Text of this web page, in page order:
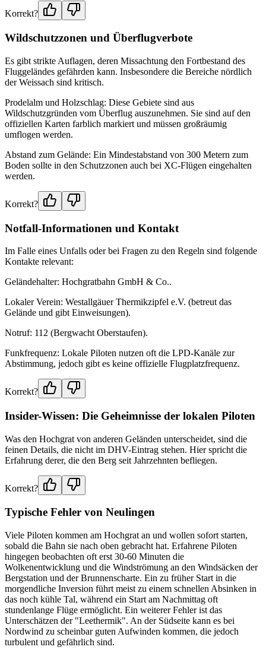
Korrekt?
Wildschutzzonen und Überflugverbote
Es gibt strikte Auflagen, deren Missachtung den Fortbestand des
Fluggeländes gefährden kann. Insbesondere die Bereiche nördlich
der Weissach sind kritisch.
Prodelalm und Holzschlag: Diese Gebiete sind aus
Wildschutzgründen vom Überflug auszunehmen. Sie sind auf den
offiziellen Karten farblich markiert und müssen großräumig
umflogen werden.
Abstand zum Gelände: Ein Mindestabstand von 300 Metern zum
Boden sollte in den Schutzzonen auch bei XC-Flügen eingehalten
werden.
Korrekt?
Notfall-Informationen und Kontakt
Im Falle eines Unfalls oder bei Fragen zu den Regeln sind folgende
Kontakte relevant:
Geländehalter: Hochgratbahn GmbH & Co..
Lokaler Verein: Westallgäuer Thermikzipfel e.V. (betreut das
Gelände und gibt Einweisungen).
Notruf: 112 (Bergwacht Oberstaufen).
Funkfrequenz: Lokale Piloten nutzen oft die LPD-Kanäle zur
Abstimmung, jedoch gibt es keine offizielle Flugplatzfrequenz.
Korrekt?
Insider-Wissen: Die Geheimnisse der lokalen Piloten
Was den Hochgrat von anderen Geländen unterscheidet, sind die
feinen Details, die nicht im DHV-Eintrag stehen. Hier spricht die
Erfahrung derer, die den Berg seit Jahrzehnten befliegen.
Korrekt?
Typische Fehler von Neulingen
Viele Piloten kommen am Hochgrat an und wollen sofort starten,
sobald die Bahn sie nach oben gebracht hat. Erfahrene Piloten
hingegen beobachten oft erst 30-60 Minuten die
Wolkenentwicklung und die Windströmung an den Windsäcken der
Bergstation und der Brunnenscharte. Ein zu früher Start in die
morgendliche Inversion führt meist zu einem schnellen Absinken in
das noch kühle Tal, während ein Start am Nachmittag oft
stundenlange Flüge ermöglicht. Ein weiterer Fehler ist das
Unterschätzen der "Leethermik". An der Südseite kann es bei
Nordwind zu scheinbar guten Aufwinden kommen, die jedoch
turbulent und gefährlich sind.